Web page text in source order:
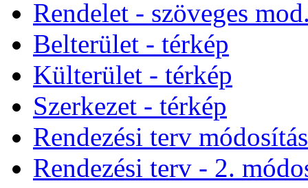
Rendelet - szöveges
Belterület - térkép
Külterület - térkép
Szerkezet - térkép
Rendezési terv
Rendezési terv - 2.